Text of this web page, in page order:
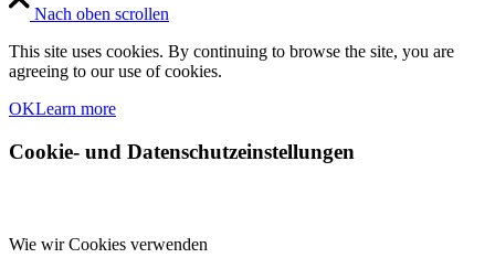
Nach oben scrollen
This site uses cookies. By continuing to browse the site, you are
agreeing to our use of cookies.
OKLearn more
Cookie- und Datenschutzeinstellungen
Wie wir Cookies verwenden